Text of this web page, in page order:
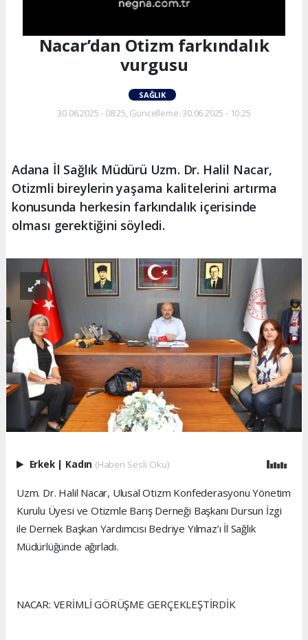
Nacar’dan Otizm farkındalık
vurgusu
SAĞLIK
30.06.2025 - 08:25, Güncelleme: 30.06.2025 - 10:25
Adana İl Sağlık Müdürü Uzm. Dr. Halil Nacar,
Otizmli bireylerin yaşama kalitelerini artırma
konusunda herkesin farkındalık içerisinde
olması gerektiğini söyledi.
Erkek Kadın (Haberi Sesli Oku)
Uzm. Dr. Halil Nacar, Ulusal Otizm Konfederasyonu Yönetim
Kurulu Üyesi ve Otizmle Barış Derneği Başkanı Dursun İzgi
ile Dernek Başkan Yardımcısı Bedriye Yılmaz’ı İl Sağlık
Müdürlüğünde ağırladı.
NACAR: VERİMLİ GÖRÜŞME GERÇEKLEŞTİRDİK